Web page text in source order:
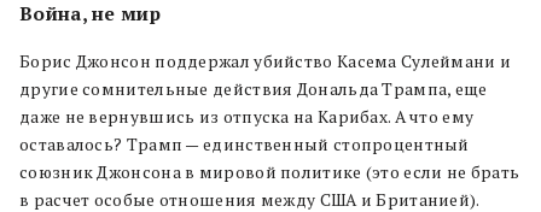
Война, не мир
Борис Джонсон поддержал убийство Касема Сулеймани и
другие сомнительные действия Дональда Трампа, еще
даже не вернувшись из отпуска на Карибах. А что ему
оставалось? Трамп — единственный стопроцентный
союзник Джонсона в мировой политике (это если не брать
в расчет особые отношения между США и Британией).